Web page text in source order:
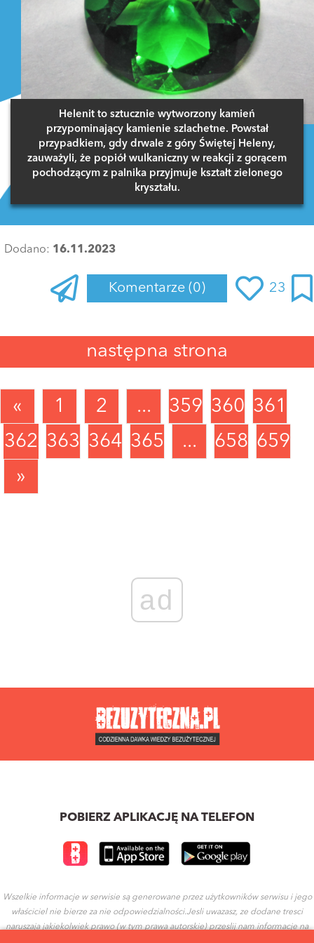
Helenit to sztucznie wytworzony kamień
przypominający kamienie szlachetne. Powstał
przypadkiem, gdy drwale z góry Świętej Heleny,
zauważyli, że popiół wulkaniczny w reakcji z gorącem
pochodzącym z palnika przyjmuje kształt zielonego
kryształu.
Dodano: 16.11.2023
Komentarze (0) 23
następna strona
« 1 2 ... 359 360 361
362 363 364 365 ... 658 659
»
ad
POBIERZ APLIKACJĘ NA TELEFON
Wszelkie informacje w serwisie są generowane przez użytkowników serwisu i jego
właściciel nie bierze za nie odpowiedzialności.Jesli uwazasz, ze dodane tresci
naruszaja jakiekolwiek prawo (w tym prawa autorskie) przeslij nam informacje na